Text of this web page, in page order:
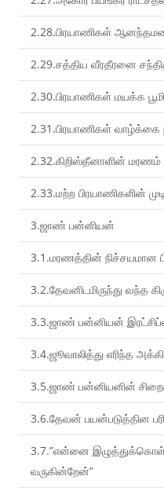
2.28.பிரயாணிகள்
2.29.சத்திய வீரதீரனை
2.30.பிரயாணிகள் மயக்க
2.31.பிரயாணிகள் வாழ்க்கை
2.32.கிறிஸ்தீனாளின் மரணம்
2.33.மற்ற பிரயாணிகளின்
3.ஜாண் பன்னியன்
3.1.மரணத்தின் நிச்சயமான
3.2.தேவனிடமிருந்து வந்த
3.3.ஜாண் பன்னியன்
3.4.ஜூவாலித்து எரிந்த
3.5.ஜாண் பன்னியனின்
3.6.தேவன் பயன்படுத்தின
3.7.”என்னை
வருகின்றேன்”